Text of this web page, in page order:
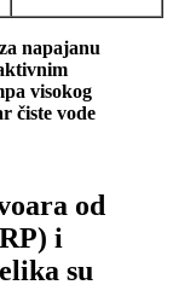
napajanu
visokog
čiste vode
od
i
su